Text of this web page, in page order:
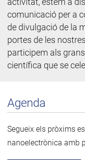
comunicació per a
de divulgació de la
portes de les
participem als
científica que se
Agenda
Segueix els pròxims
nanoelectrònica amb